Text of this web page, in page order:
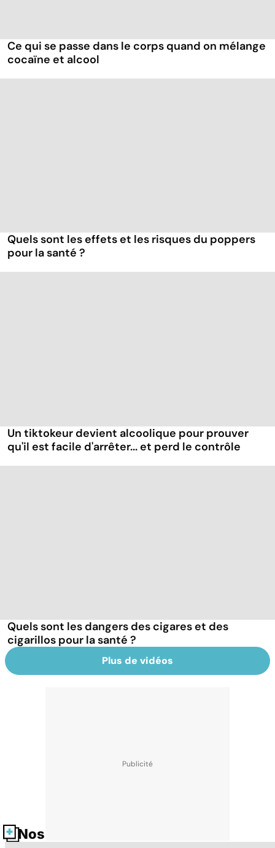
Ce qui se passe dans le corps quand on mélange
cocaïne et alcool
Quels sont les effets et les risques du poppers
pour la santé ?
Un tiktokeur devient alcoolique pour prouver
qu'il est facile d'arrêter... et perd le contrôle
Quels sont les dangers des cigares et des
cigarillos pour la santé ?
Plus de vidéos
Nos fiches santé